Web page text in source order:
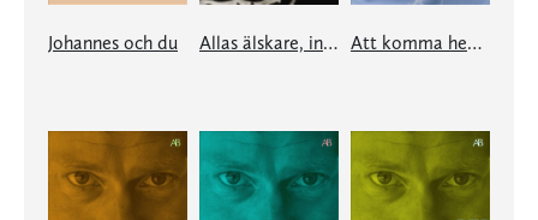
Johannes och du Allas älskare, ingens älskling Att komma hem ska vara en schlager